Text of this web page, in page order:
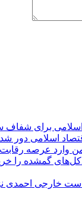
برای
اسلامی دور
وارد عرصه رقابت
گمشده را
خارجی احمدی